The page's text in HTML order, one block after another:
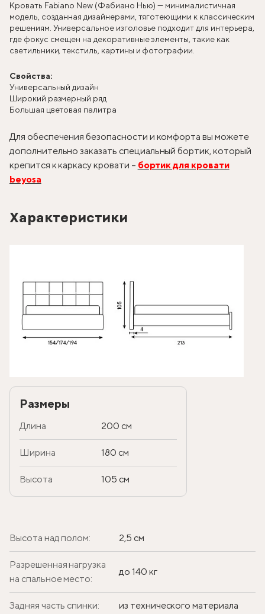
Кровать Fabiano New (Фабиано Нью) — минималистичная
модель, созданная дизайнерами, тяготеющими к классическим
решениям. Универсальное изголовье подходит для интерьера,
где фокус смещен на декоративные элементы, такие как
светильники, текстиль, картины и фотографии.
Свойства:
Универсальный дизайн
Широкий размерный ряд
Большая цветовая палитра
Для обеспечения безопасности и комфорта вы можете
дополнительно заказать специальный бортик, который
крепится к каркасу кровати – бортик для кровати
beyosa
Характеристики
Размеры
Длина 200 см
Ширина 180 см
Высота 105 см
Высота над полом: 2,5 см
Разрешенная нагрузка
на спальное место:
до 140 кг
Задняя часть спинки: из технического материала